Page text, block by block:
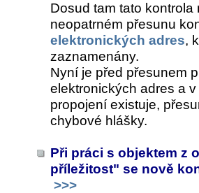
Dosud tam tato
neopatrném přesunu
elektronických adres,
zaznamenány.
Nyní je před přesunem
elektronických adres a
propojení existuje,
chybové hlášky.
Při práci s objektem z
příležitost" se nově
>>>